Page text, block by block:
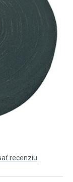
recenziu